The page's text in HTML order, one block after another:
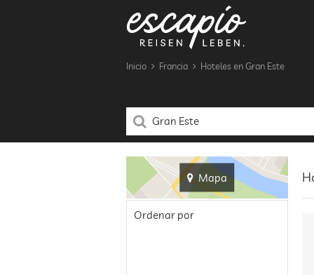
Inicio Francia Hoteles en Gran Este
Mapa
Ordenar por